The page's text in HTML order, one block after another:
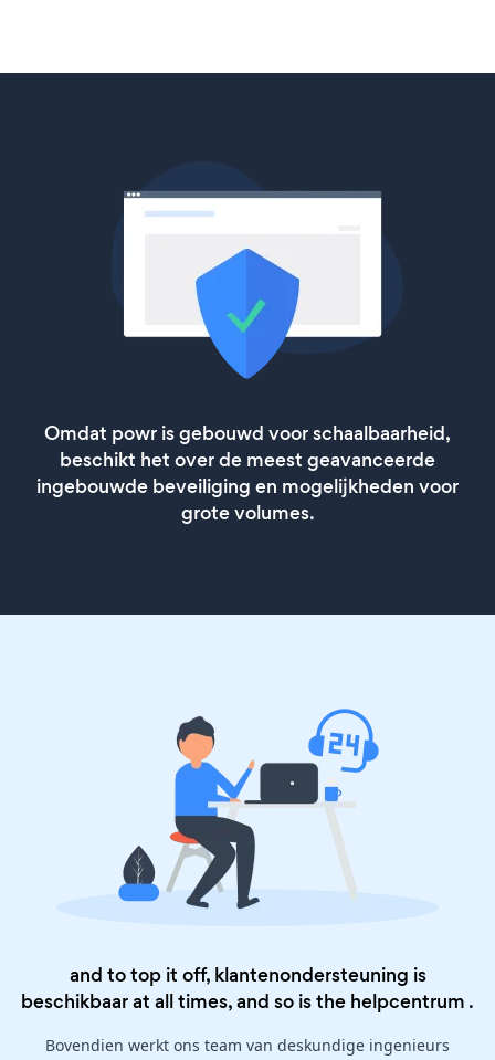
Omdat powr is gebouwd voor schaalbaarheid,
beschikt het over de meest geavanceerde
ingebouwde beveiliging en mogelijkheden voor
grote volumes.
and to top it off, klantenondersteuning is
beschikbaar at all times, and so is the helpcentrum .
Bovendien werkt ons team van deskundige ingenieurs